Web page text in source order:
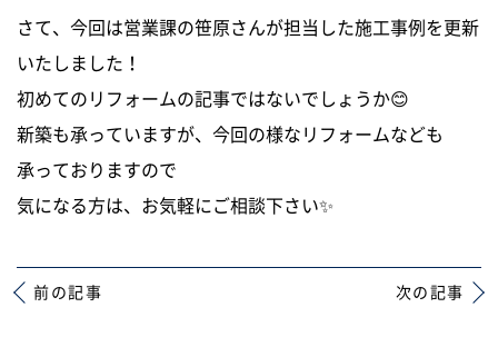
※事前連絡で定休日も対応可
イベント情報
さて、今回は営業課の笹原さんが担当した施工事例を更新
いたしました！
初めてのリフォームの記事ではないでしょうか😊
新築も承っていますが、今回の様なリフォームなども
承っておりますので
気になる方は、お気軽にご相談下さい✨
前の記事 次の記事